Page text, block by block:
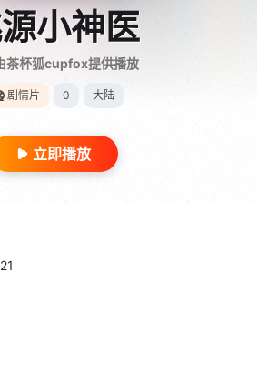
小神医
茶杯狐cupfox提供播放
剧情片 0 大陆
立即播放